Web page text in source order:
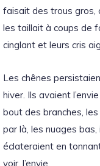
faisait des trous
les taillait à coups de
cinglant et leurs cris
Les chênes
hiver. Ils avaient
bout des branches,
par là, les nuages
éclateraient en
voir, l’envie.